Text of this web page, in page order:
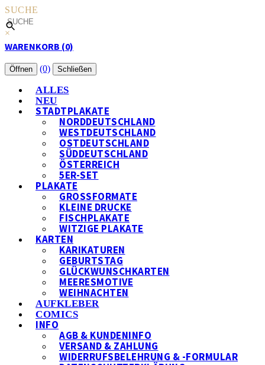
SUCHE
×
WARENKORB (0)
Öffnen (0) Schließen
ALLES
NEU
STADTPLAKATE
NORDDEUTSCHLAND
WESTDEUTSCHLAND
OSTDEUTSCHLAND
SÜDDEUTSCHLAND
ÖSTERREICH
5ER-SET
PLAKATE
GROSSFORMATE
KLEINE DRUCKE
FISCHPLAKATE
WITZIGE PLAKATE
KARTEN
KARIKATUREN
GEBURTSTAG
GLÜCKWUNSCHKARTEN
MEERESMOTIVE
WEIHNACHTEN
AUFKLEBER
COMICS
INFO
AGB & KUNDENINFO
VERSAND & ZAHLUNG
WIDERRUFSBELEHRUNG & -FORMULAR